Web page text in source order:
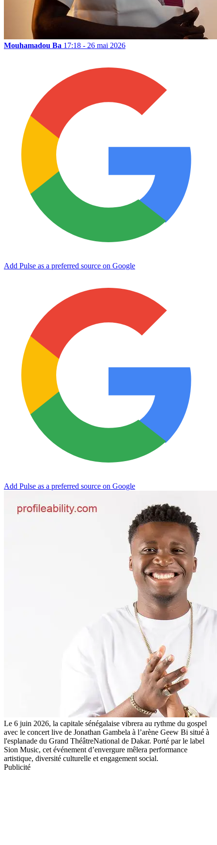
Mouhamadou Ba 17:18 - 26 mai 2026
Add Pulse as a preferred source on Google
Add Pulse as a preferred source on Google
Le 6 juin 2026, la capitale sénégalaise vibrera au rythme du gospel
avec le concert live de Jonathan Gambela à l’arène Geew Bi situé à
l'esplanade du Grand ThéâtreNational de Dakar. Porté par le label
Sion Music, cet événement d’envergure mêlera performance
artistique, diversité culturelle et engagement social.
Publicité